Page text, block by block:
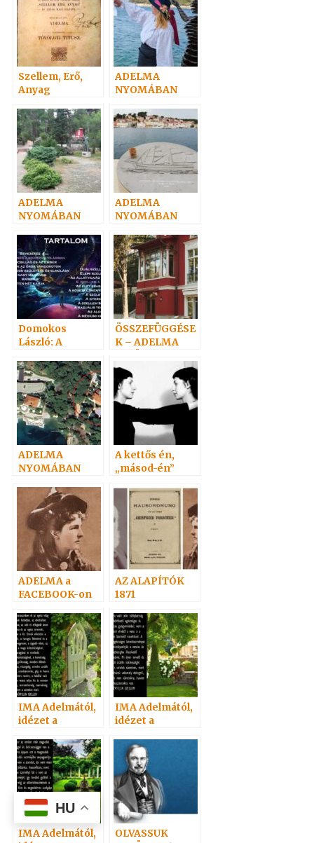
Szellem, Erő,
Anyag
ADELMA
NYOMÁBAN
ADELMA
NYOMÁBAN
ADELMA
NYOMÁBAN
Domokos
László: A
ÖSSZEFÜGGÉSE
K – ADELMA
ADELMA
NYOMÁBAN
A kettős én,
„másod-én”
5. befejező rész
ADELMA a
FACEBOOK-on
AZ ALAPÍTÓK
1871
IMA Adelmától,
idézet a
Szellemtől 8.
IMA Adelmától,
idézet a
Szellemtől 1.
IMA Adelmától,
OLVASSUK
HU